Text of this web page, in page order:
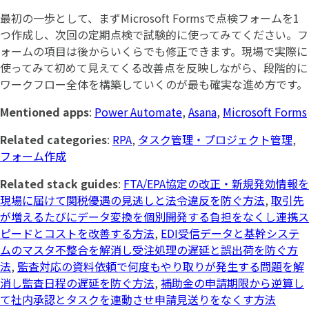
最初の一歩として、まずMicrosoft Formsで点検フォームを1
つ作成し、次回の定期点検で試験的に使ってみてください。フ
ォームの項目は後からいくらでも修正できます。現場で実際に
使ってみて初めて見えてくる改善点を反映しながら、段階的に
ワークフロー全体を構築していくのが最も確実な進め方です。
Mentioned apps: Power Automate, Asana, Microsoft Forms
Related categories: RPA, タスク管理・プロジェクト管理,
フォーム作成
Related stack guides: FTA/EPA協定の改正・新規発効情報を
現場に届けて関税優遇の見逃しと法令違反を防ぐ方法, 取引先
が増えるたびにデータ変換を個別開発する負担をなくし連携ス
ピードとコストを改善する方法, EDI受信データと基幹システ
ムのマスタ不整合を解消し受注処理の遅延と誤出荷を防ぐ方
法, 監査対応の資料依頼で何度もやり取りが発生する問題を解
消し監査日程の遅延を防ぐ方法, 補助金の申請期限から逆算し
て社内承認とタスクを連動させ申請見送りをなくす方法